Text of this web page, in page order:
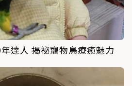
達人 揭祕寵物鳥療癒魅力